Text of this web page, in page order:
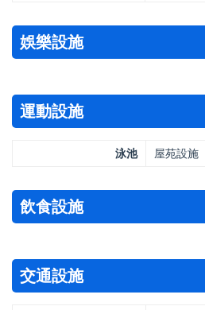
娛樂設施
運動設施
泳池 屋苑設施
飲食設施
交通設施